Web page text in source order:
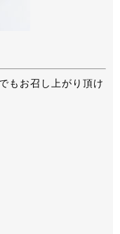
もお召し上がり頂け